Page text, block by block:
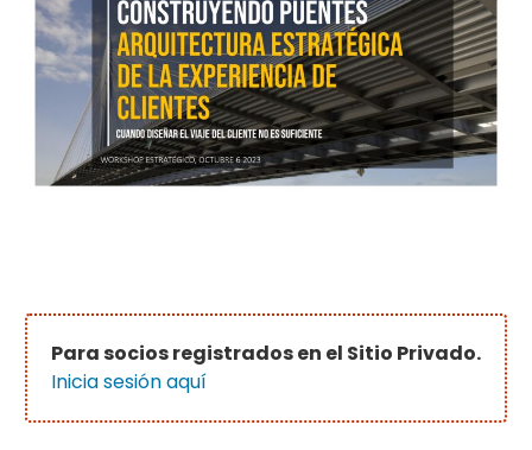
Para socios registrados en el Sitio Privado.
Inicia sesión aquí